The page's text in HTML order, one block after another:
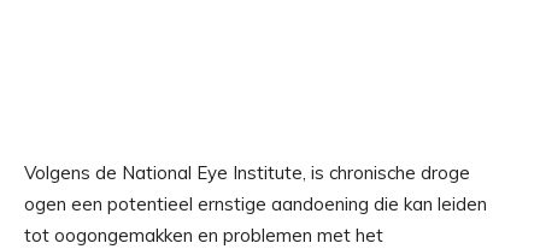
Volgens de National Eye Institute, is chronische droge
ogen een potentieel ernstige aandoening die kan leiden
tot oogongemakken en problemen met het